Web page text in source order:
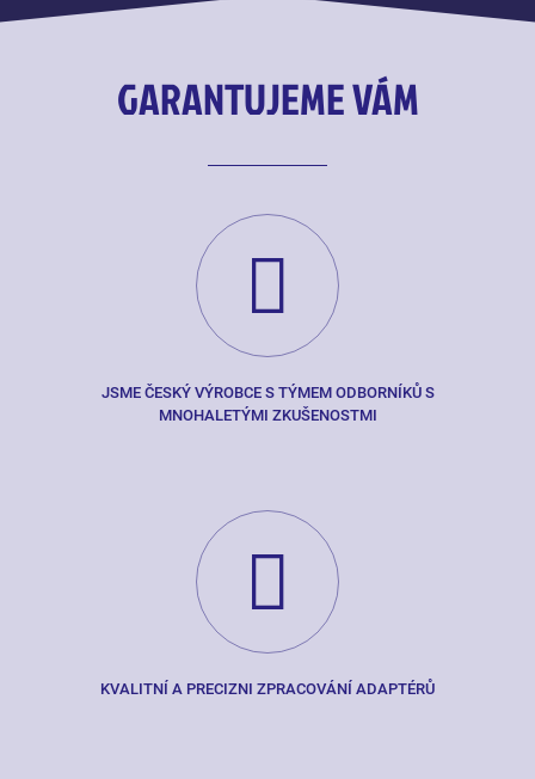
GARANTUJEME VÁM
JSME ČESKÝ VÝROBCE S TÝMEM ODBORNÍKŮ S
MNOHALETÝMI ZKUŠENOSTMI
KVALITNÍ A PRECIZNI ZPRACOVÁNÍ ADAPTÉRŮ